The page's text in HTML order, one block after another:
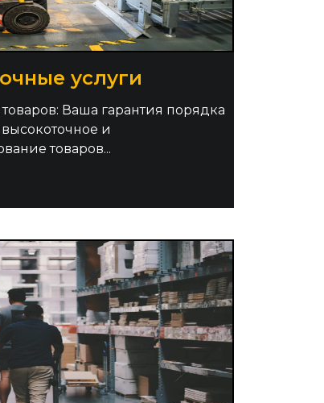
услуги
Ваша гарантия порядка
и
товаров...